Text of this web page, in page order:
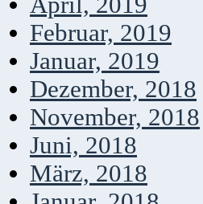
Februar, 2019
Januar, 2019
Dezember, 2018
November, 2018
Juni, 2018
März, 2018